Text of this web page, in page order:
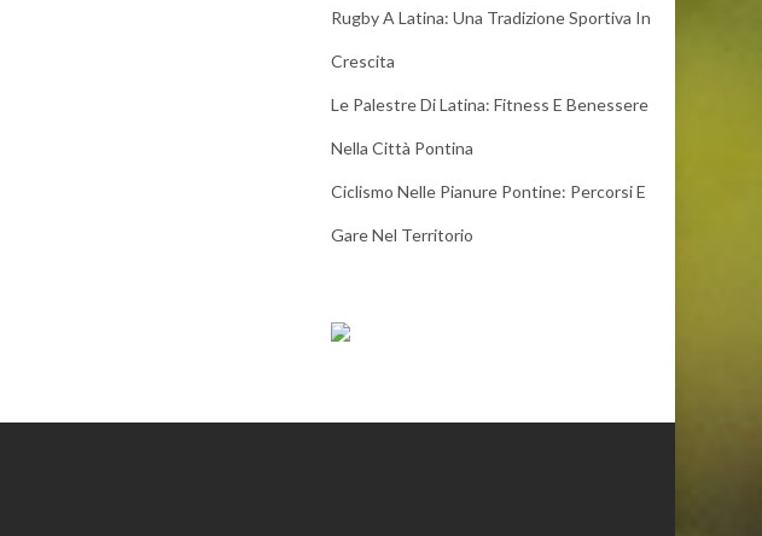
Rugby A Latina: Una Tradizione Sportiva In
Crescita
Le Palestre Di Latina: Fitness E Benessere
Nella Città Pontina
Ciclismo Nelle Pianure Pontine: Percorsi E
Gare Nel Territorio